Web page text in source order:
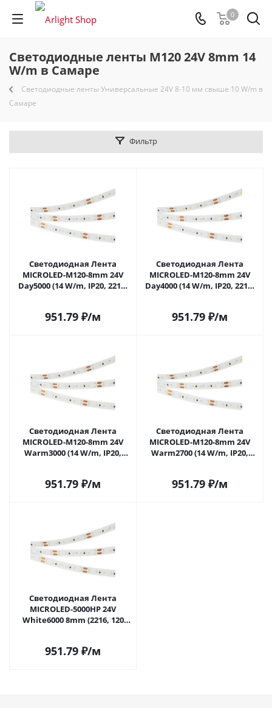
0
Светодиодные ленты M120 24V 8mm 14
W/m в Самаре
Светодиодные ленты Универсальные 24V 8-10 мм свыше 10 W/m в
Самаре
Фильтр
Светодиодная Лента
MICROLED-M120-8mm 24V
Day5000 (14 W/m, IP20, 2216,
951.79 ₽/м
Светодиодная Лента
MICROLED-M120-8mm 24V
Day4000 (14 W/m, IP20, 2216,
951.79 ₽/м
Светодиодная Лента
MICROLED-M120-8mm 24V
Warm3000 (14 W/m, IP20,
Самаре
951.79 ₽/м
Светодиодная Лента
MICROLED-M120-8mm 24V
Warm2700 (14 W/m, IP20,
Самаре
951.79 ₽/м
Светодиодная Лента
MICROLED-5000HP 24V
White6000 8mm (2216, 120
951.79 ₽/м